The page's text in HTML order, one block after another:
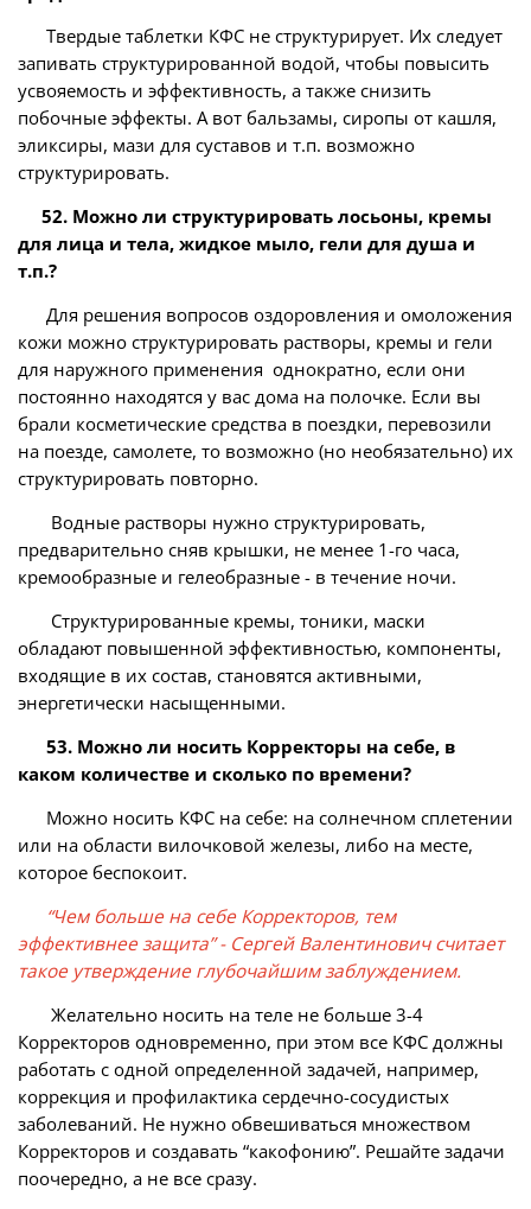
Твердые таблетки КФС не структурирует. Их следует
запивать структурированной водой, чтобы повысить
усвояемость и эффективность, а также снизить
побочные эффекты. А вот бальзамы, сиропы от кашля,
эликсиры, мази для суставов и т.п. возможно
структурировать.
52. Можно ли структурировать лосьоны, кремы
для лица и тела, жидкое мыло, гели для душа и
т.п.?
Для решения вопросов оздоровления и омоложения
кожи можно структурировать растворы, кремы и гели
для наружного применения однократно, если они
постоянно находятся у вас дома на полочке. Если вы
брали косметические средства в поездки, перевозили
на поезде, самолете, то возможно (но необязательно) их
структурировать повторно.
Водные растворы нужно структурировать,
предварительно сняв крышки, не менее 1-го часа,
кремообразные и гелеобразные - в течение ночи.
Структурированные кремы, тоники, маски
обладают повышенной эффективностью, компоненты,
входящие в их состав, становятся активными,
энергетически насыщенными.
53. Можно ли носить Корректоры на себе, в
каком количестве и сколько по времени?
Можно носить КФС на себе: на солнечном сплетении
или на области вилочковой железы, либо на месте,
которое беспокоит.
“Чем больше на себе Корректоров, тем
эффективнее защита” - Сергей Валентинович считает
такое утверждение глубочайшим заблуждением.
Желательно носить на теле не больше 3-4
Корректоров одновременно, при этом все КФС должны
работать с одной определенной задачей, например,
коррекция и профилактика сердечно-сосудистых
заболеваний. Не нужно обвешиваться множеством
Корректоров и создавать “какофонию”. Решайте задачи
поочередно, а не все сразу.